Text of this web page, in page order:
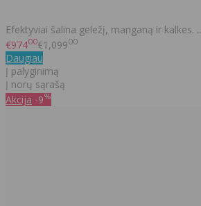
Efektyviai šalina geležį, manganą ir kalkes. ..
€97400€1,09900
Daugiau
Į palyginimą
Į norų sąrašą
Akcija -9%